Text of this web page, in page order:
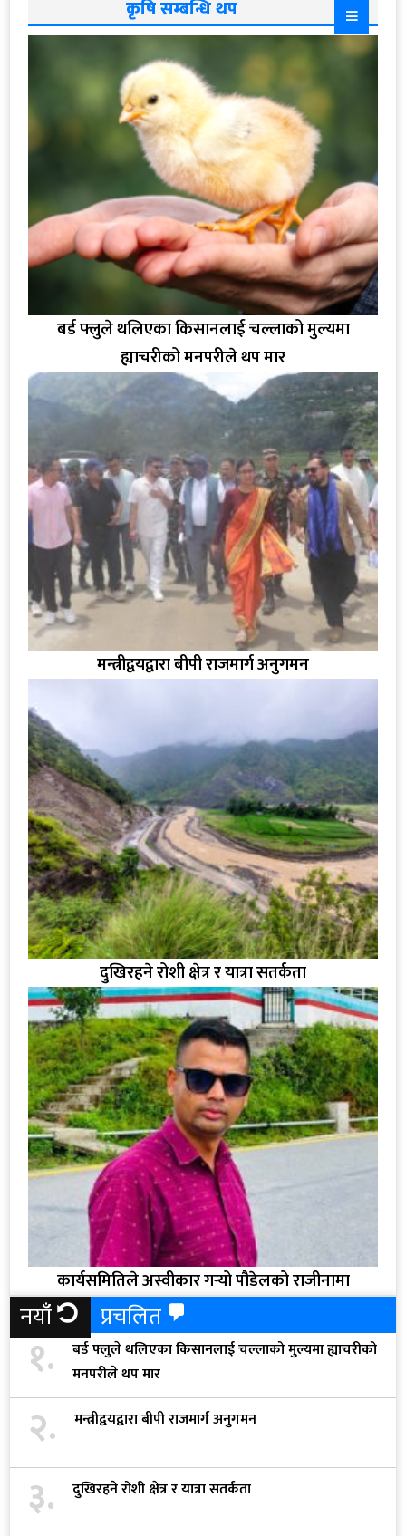
कृषि सम्बन्धि थप
बर्ड फ्लुले थलिएका किसानलाई चल्लाको मुल्यमा
ह्याचरीको मनपरीले थप मार
मन्त्रीद्वयद्वारा बीपी राजमार्ग अनुगमन
दुखिरहने रोशी क्षेत्र र यात्रा सतर्कता
कार्यसमितिले अस्वीकार गर्‍यो पौडेलको राजीनामा
नयाँ प्रचलित
१.
बर्ड फ्लुले थलिएका किसानलाई चल्लाको मुल्यमा ह्याचरीको
मनपरीले थप मार
२. मन्त्रीद्वयद्वारा बीपी राजमार्ग अनुगमन
३. दुखिरहने रोशी क्षेत्र र यात्रा सतर्कता